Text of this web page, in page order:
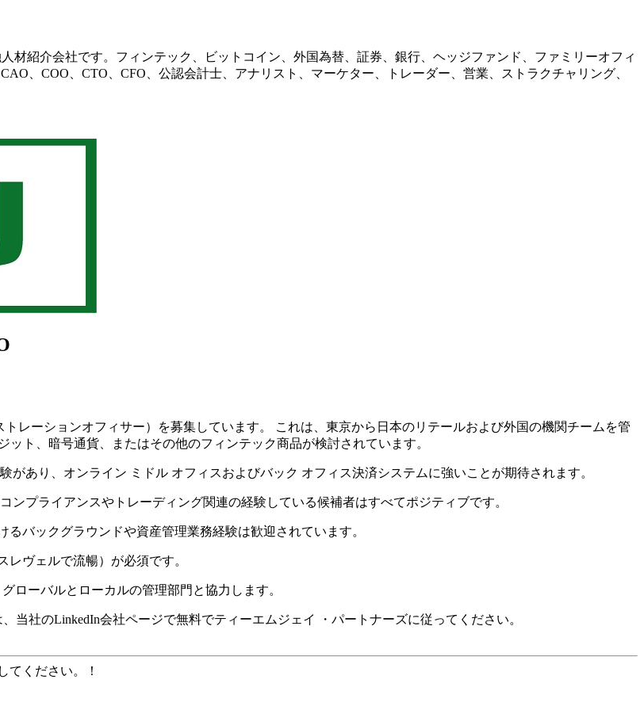
材紹介会社です。フィンテック、ビットコイン、外国為替、証券、銀行、ヘッジファンド、ファミリーオフィ
、COO、CTO、CFO、公認会計士、アナリスト、マーケター、トレーダー、営業、ストラクチャリング、
レーションオフィサー）を募集しています。 これは、東京から日本のリテールおよび外国の機関チームを管
ト、暗号通貨、またはその他のフィンテック商品が検討されています。
あり、オンライン ミドル オフィスおよびバック オフィス決済システムに強いことが期待されます。
プライアンスやトレーディング関連の経験している候補者はすべてポジティブです。
バックグラウンドや資産管理業務経験は歓迎されています。
ヴェルで流暢）が必須です。
ローバルとローカルの管理部門と協力します。
当社のLinkedIn会社ページで無料でティーエムジェイ ・パートナーズに従ってください。
てください。！